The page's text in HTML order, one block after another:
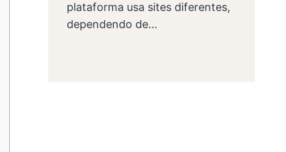
plataforma usa sites diferentes,
dependendo de...